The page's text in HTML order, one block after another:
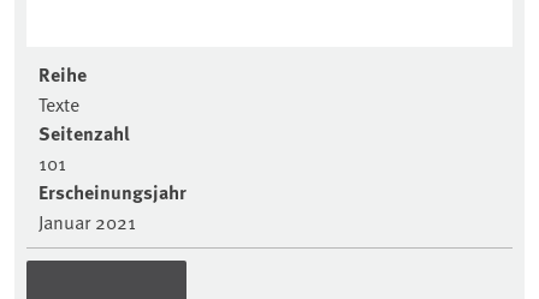
Reihe
Texte
Seitenzahl
101
Erscheinungsjahr
Januar 2021